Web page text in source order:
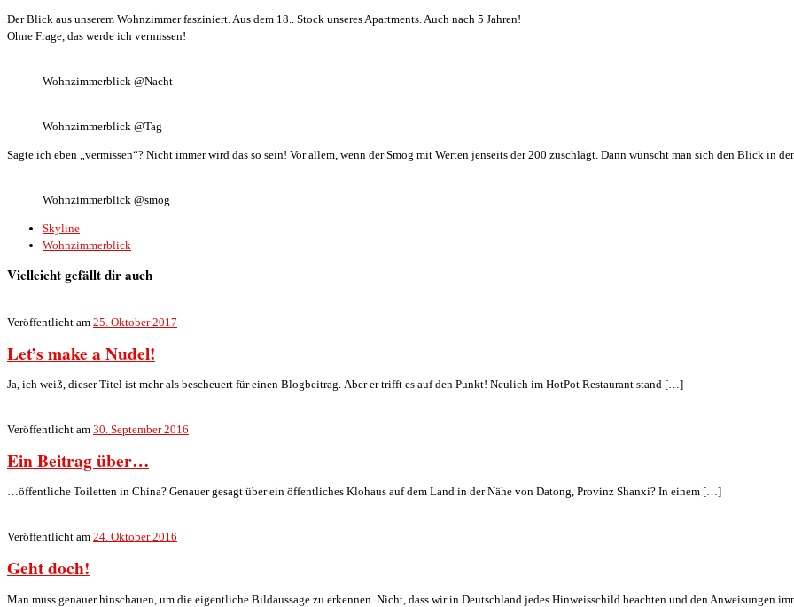
Der Blick aus unserem Wohnzimmer fasziniert. Aus dem 18.. Stock unseres Apartments. Auch nach 5 Jahren!
Ohne Frage, das werde ich vermissen!
Wohnzimmerblick @Nacht
Wohnzimmerblick @Tag
Sagte ich eben „vermissen“? Nicht immer wird das so sein! Vor allem, wenn der Smog mit Werten jenseits der 200 zuschlägt. Dann wünscht man sich den Blick in
Wohnzimmerblick @smog
Skyline
Wohnzimmerblick
Vielleicht gefällt dir auch
Veröffentlicht am 25. Oktober 2017
Let’s make a Nudel!
Ja, ich weiß, dieser Titel ist mehr als bescheuert für einen Blogbeitrag. Aber er trifft es auf den Punkt! Neulich im HotPot Restaurant stand […]
Veröffentlicht am 30. September 2016
Ein Beitrag über…
…öffentliche Toiletten in China? Genauer gesagt über ein öffentliches Klohaus auf dem Land in der Nähe von Datong, Provinz Shanxi? In einem […]
Veröffentlicht am 24. Oktober 2016
Geht doch!
Man muss genauer hinschauen, um die eigentliche Bildaussage zu erkennen. Nicht, dass wir in Deutschland jedes Hinweisschild beachten und den Anweisungen